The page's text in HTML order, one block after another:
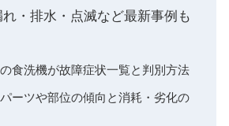
・排水・点滅など最新事例も
食洗機が故障症状一覧と判別方法
ーツや部位の傾向と消耗・劣化の